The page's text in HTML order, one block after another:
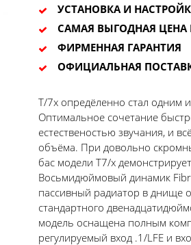
УСТАНОВКА И
САМАЯ ВЫГОДНАЯ
ФИРМЕННАЯ ГАРАНТИЯ
ОФИЦИАЛЬНАЯ
T/7x опредёленно стал одним
Оптимальное сочетание
естественостью звучания, и
объёма. При довольно
бас модели T7/x
Восьмидюймовый динамик
пассивный радиатор в днище
стандартного
модель оснащена полным
регулируемый вход .1/LFE и